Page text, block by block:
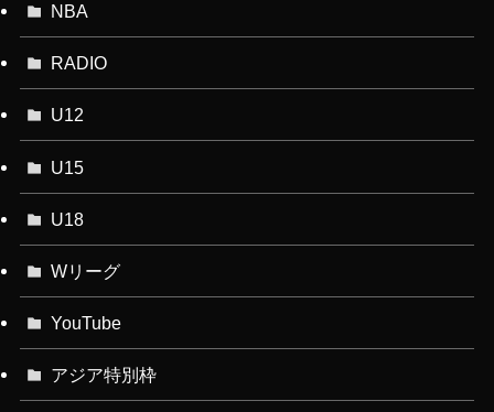
NBA
RADIO
U12
U15
U18
Wリーグ
YouTube
アジア特別枠